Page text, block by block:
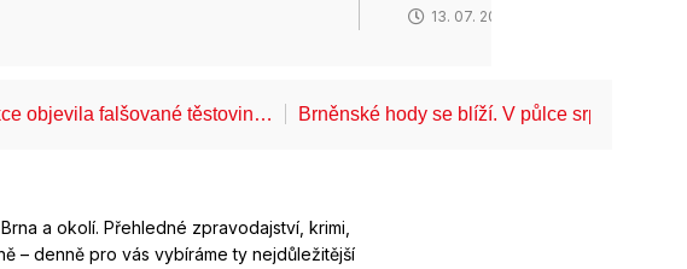
13. 07. 2026
objevila falšované těstovin… Brněnské hody se blíží. V půlce srpna
a okolí. Přehledné zpravodajství, krimi,
– denně pro vás vybíráme ty nejdůležitější